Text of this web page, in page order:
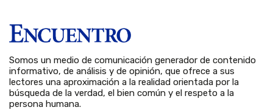
Somos un medio de comunicación generador de contenido
informativo, de análisis y de opinión, que ofrece a sus
lectores una aproximación a la realidad orientada por la
búsqueda de la verdad, el bien común y el respeto a la
persona humana.